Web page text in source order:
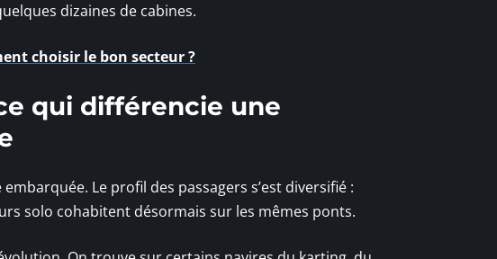
dizaines de cabines.
choisir le bon secteur ?
qui différencie une
Le profil des passagers s’est diversifié :
solo cohabitent désormais sur les mêmes ponts.